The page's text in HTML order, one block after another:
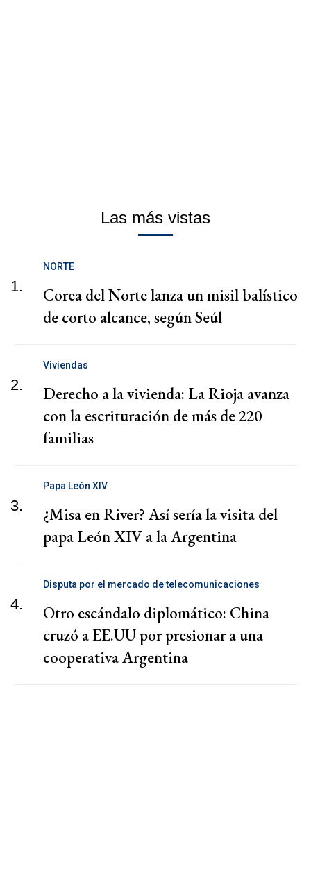
Las más vistas
1.
NORTE
Corea del Norte lanza un misil balístico
de corto alcance, según Seúl
2.
Viviendas
Derecho a la vivienda: La Rioja avanza
con la escrituración de más de 220
familias
3.
Papa León XIV
¿Misa en River? Así sería la visita del
papa León XIV a la Argentina
4.
Disputa por el mercado de telecomunicaciones
Otro escándalo diplomático: China
cruzó a EE.UU por presionar a una
cooperativa Argentina